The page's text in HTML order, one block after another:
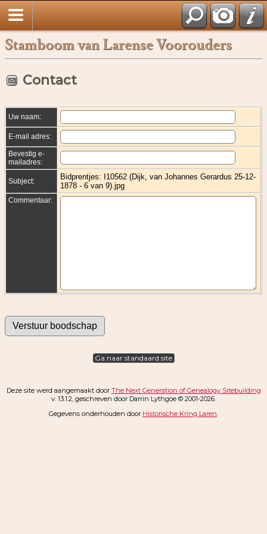
Stamboom van Larense Voorouders
Contact
Uw naam:
E-mail adres:
Bevestig e-
mailadres:
Subject:
Bidprentjes: I10562 (Dijk, van Johannes Gerardus 25-12-
1878 - 6 van 9).jpg
Commentaar:
Ga naar standaard site
Deze site werd aangemaakt door The Next Generation of Genealogy Sitebuilding
v. 13.1.2, geschreven door Darrin Lythgoe © 2001-2026.
Gegevens onderhouden door Historische Kring Laren